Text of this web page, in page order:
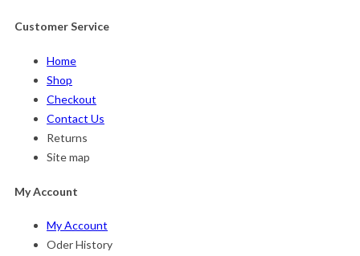
Customer Service
Home
Shop
Checkout
Contact Us
Returns
Site map
My Account
My Account
Oder History